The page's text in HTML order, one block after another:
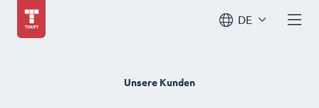
DE
Unsere Kunden